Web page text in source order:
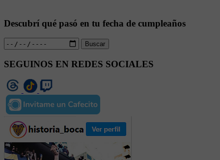
Descubrí qué pasó en tu fecha de cumpleaños
Buscar
SEGUINOS EN REDES SOCIALES